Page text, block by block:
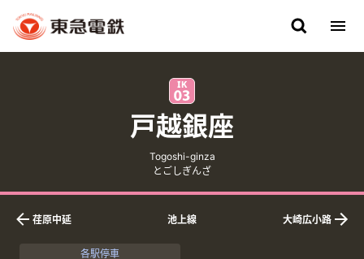
戸越銀座
Togoshi-ginza
とごしぎんざ
池上線
下りの隣接駅
荏原中延 上りの隣接駅
大崎広小路
各駅停車